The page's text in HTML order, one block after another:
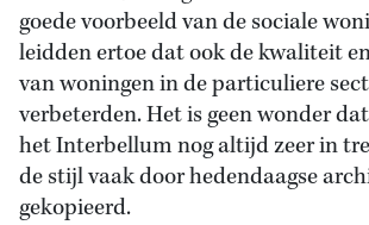
goede voorbeeld van de sociale
leidden ertoe dat ook de kwaliteit
van woningen in de particuliere
verbeterden. Het is geen wonder
het Interbellum nog altijd zeer in
de stijl vaak door hedendaagse
gekopieerd.